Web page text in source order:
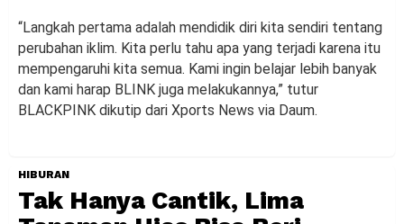
“Langkah pertama adalah mendidik diri kita sendiri tentang
perubahan iklim. Kita perlu tahu apa yang terjadi karena itu
mempengaruhi kita semua. Kami ingin belajar lebih banyak
dan kami harap BLINK juga melakukannya,” tutur
BLACKPINK dikutip dari Xports News via Daum.
HIBURAN
Tak Hanya Cantik, Lima